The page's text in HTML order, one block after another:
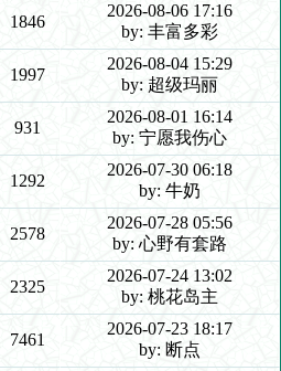
1846
2026-08-06 17:16
by: 丰富多彩
1997
2026-08-04 15:29
by: 超级玛丽
931
2026-08-01 16:14
by: 宁愿我伤心
1292
2026-07-30 06:18
by: 牛奶
2578
2026-07-28 05:56
by: 心野有套路
2325
2026-07-24 13:02
by: 桃花岛主
7461
2026-07-23 18:17
by: 断点